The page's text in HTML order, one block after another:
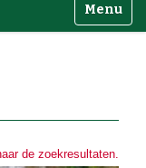
Toggle
de zoekresultaten.